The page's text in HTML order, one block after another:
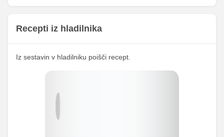
mg
Kalij 436 mg
Recepti iz hladilnika
Iz sestavin v hladilniku poišči recept.